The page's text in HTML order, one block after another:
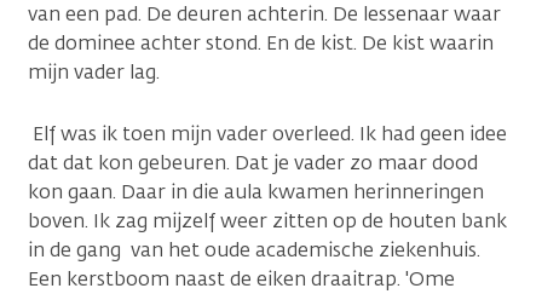
van een pad. De deuren achterin. De lessenaar waar
de dominee achter stond. En de kist. De kist waarin
mijn vader lag.
Elf was ik toen mijn vader overleed. Ik had geen idee
dat dat kon gebeuren. Dat je vader zo maar dood
kon gaan. Daar in die aula kwamen herinneringen
boven. Ik zag mijzelf weer zitten op de houten bank
in de gang van het oude academische ziekenhuis.
Een kerstboom naast de eiken draaitrap. 'Ome